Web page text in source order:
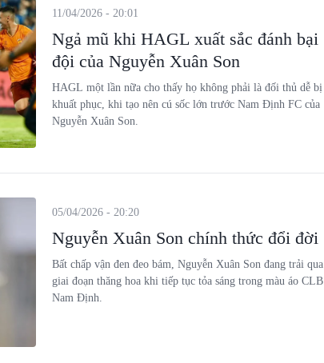
Ngả mũ khi HAGL xuất sắc đánh bại
đội của Nguyễn Xuân Son
11/04/2026 - 20:01
HAGL một lần nữa cho thấy họ không phải là đối thủ dễ bị
khuất phục, khi tạo nên cú sốc lớn trước Nam Định FC của
Nguyễn Xuân Son.
Nguyễn Xuân Son chính thức đổi đời
05/04/2026 - 20:20
Bất chấp vận đen đeo bám, Nguyễn Xuân Son đang trải qua
giai đoạn thăng hoa khi tiếp tục tỏa sáng trong màu áo CLB
Nam Định.